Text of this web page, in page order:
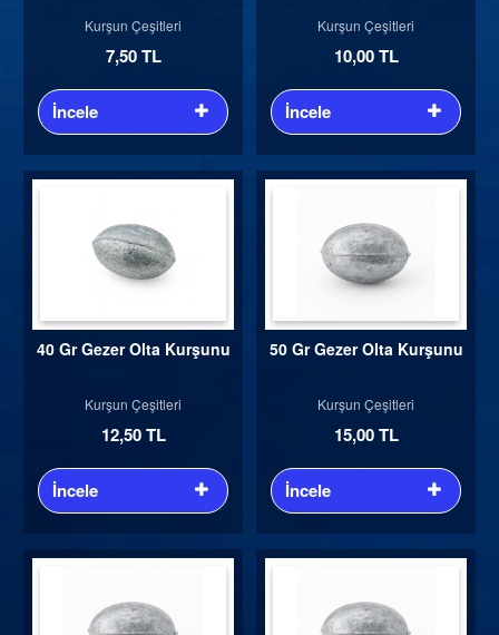
Kurşun Çeşitleri
7,50 TL
İncele
Kurşun Çeşitleri
10,00 TL
İncele
40 Gr Gezer Olta Kurşunu
Kurşun Çeşitleri
12,50 TL
İncele
50 Gr Gezer Olta Kurşunu
Kurşun Çeşitleri
15,00 TL
İncele